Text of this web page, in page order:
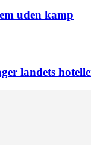
uden kamp
landets